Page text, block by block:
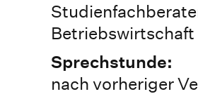
Betriebswirtschaft
Sprechstunde:
nach vorheriger